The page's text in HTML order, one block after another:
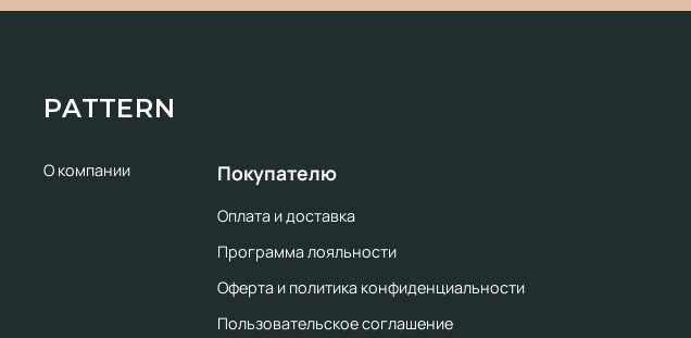
PATTERN
О компании Покупателю
Оплата и доставка
Программа лояльности
Оферта и политика конфиденциальности
Пользовательское соглашение